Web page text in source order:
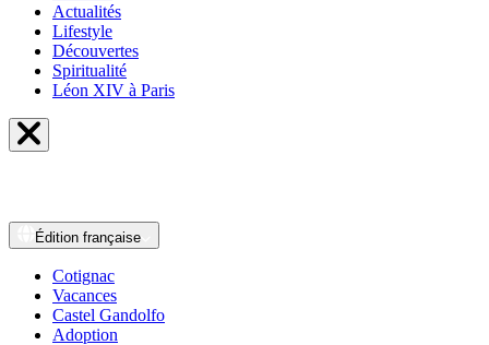
Actualités
Lifestyle
Découvertes
Spiritualité
Léon XIV à Paris
Édition française
Cotignac
Vacances
Castel Gandolfo
Adoption